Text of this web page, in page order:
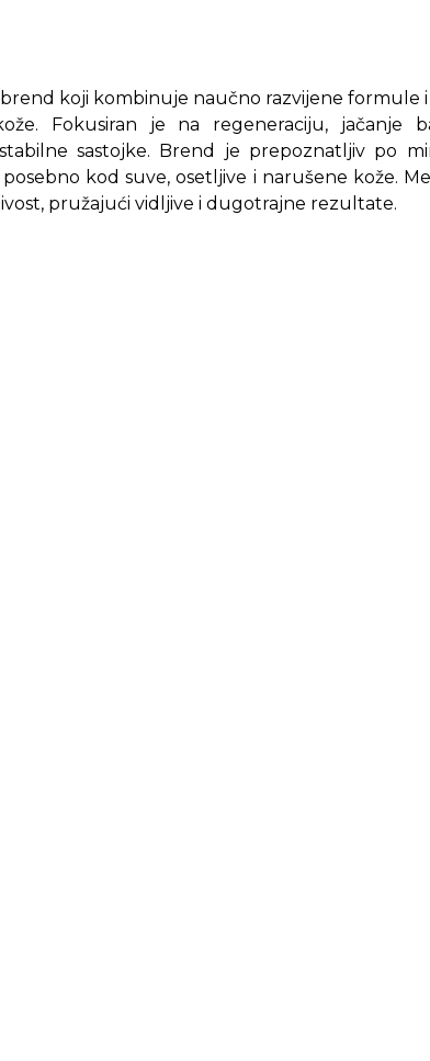
koji kombinuje naučno razvijene
Fokusiran je na regeneraciju, jačanje
sastojke. Brend je prepoznatljiv po
kod suve, osetljive i narušene kože.
pružajući vidljive i dugotrajne rezultate.